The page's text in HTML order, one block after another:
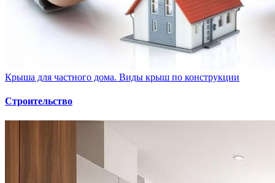
Крыша для частного дома. Виды крыш по конструкции
Строительство